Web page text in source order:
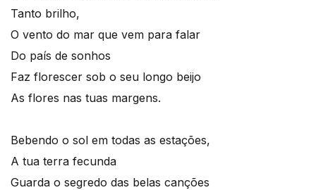
Tanto brilho,
O vento do mar que vem para falar
Do país de sonhos
Faz florescer sob o seu longo beijo
As flores nas tuas margens.
Bebendo o sol em todas as estações,
A tua terra fecunda
Guarda o segredo das belas canções